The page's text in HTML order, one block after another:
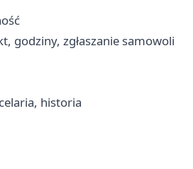
godziny, zgłaszanie samowoli
historia